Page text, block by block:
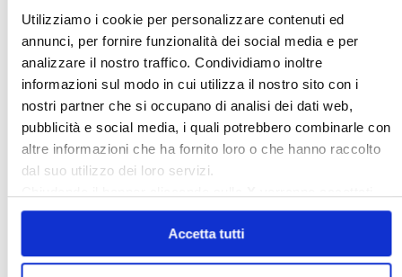
Utilizziamo i cookie per personalizzare contenuti ed
annunci, per fornire funzionalità dei social media e per
analizzare il nostro traffico. Condividiamo inoltre
informazioni sul modo in cui utilizza il nostro sito con i
nostri partner che si occupano di analisi dei dati web,
pubblicità e social media, i quali potrebbero combinarle con
altre informazioni che ha fornito loro o che hanno raccolto
dal suo utilizzo dei loro servizi.
solo i cookie necessari.
Accetta tutti
Italia Oggi – Luglio 2026
〉 Rubriche